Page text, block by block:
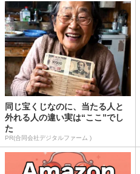
同じ宝くじなのに、当たる人と
外れる人の違い実は“ここ”でし
た
PR(合同会社デジタルファーム )